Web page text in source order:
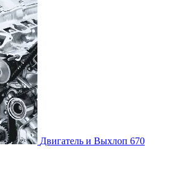
Двигатель и Выхлоп 670